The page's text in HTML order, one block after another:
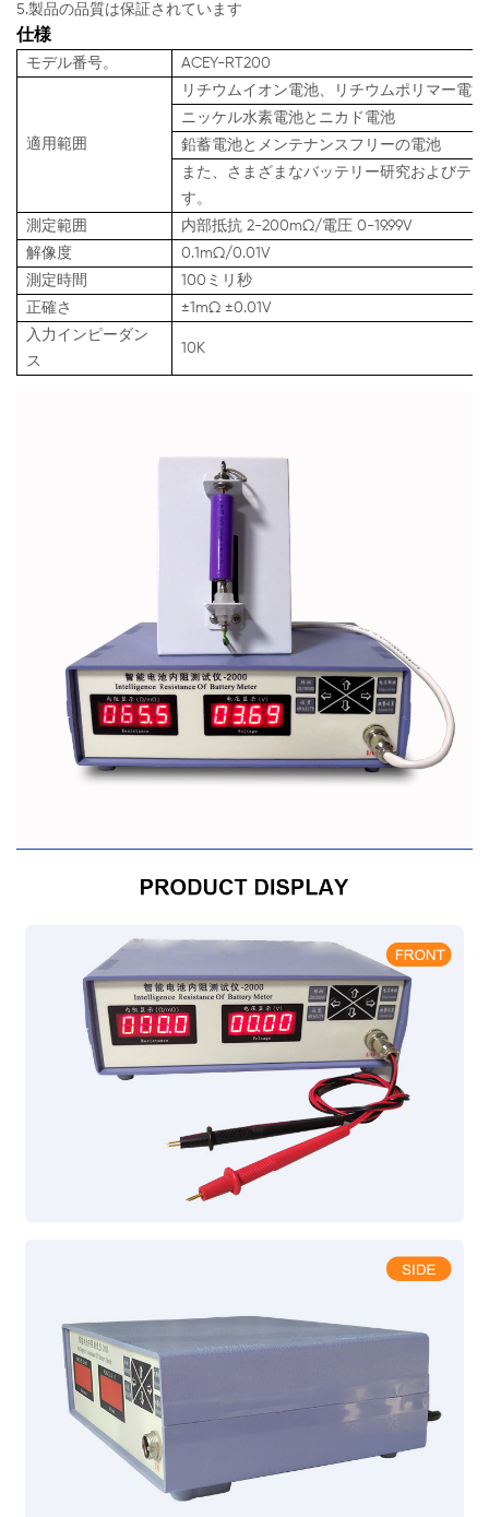
5.製品の品質は保証されています
仕様
モデル番号。 ACEY-RT200
適用範囲
リチウムイオン電池、リチウムポリマー電
ニッケル水素電池とニカド電池
鉛蓄電池とメンテナンスフリーの電池
また、さまざまなバッテリー研究およびテ
す。
測定範囲
内部抵抗 2-200mΩ/電圧 0-19.99V
解像度
0.1mΩ/0.01V
測定時間
100ミリ秒
正確さ
±1mΩ ±0.01V
入力インピーダン
ス
10K